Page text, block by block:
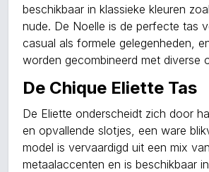
beschikbaar in klassieke kleuren
nude. De Noelle is de perfecte tas
casual als formele gelegenheden,
worden gecombineerd met diverse
De Chique Eliette Tas
De Eliette onderscheidt zich door
en opvallende slotjes, een ware
model is vervaardigd uit een mix
metaalaccenten en is beschikbaar